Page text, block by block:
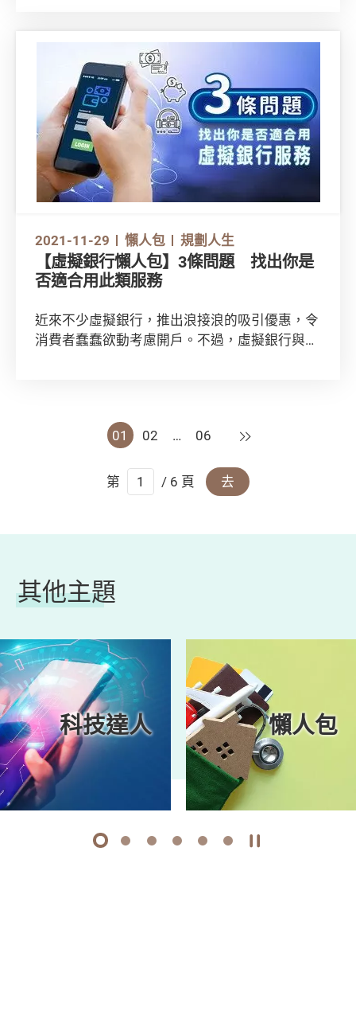
中作出最合適的選擇。
2021-11-29 懶人包 規劃人生
【虛擬銀行懶人包】3條問題 找出你是
否適合用此類服務
近來不少虛擬銀行，推出浪接浪的吸引優惠，令
消費者蠢蠢欲動考慮開戶。不過，虛擬銀行與傳
01
02 … 06 下一頁
第 / 6 頁 去
其他主題
科技達人 懶人包
1 2 3 4 5 6 開始/暫停幻燈